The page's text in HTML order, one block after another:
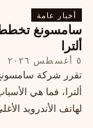
أخبار عامة
ألترا
٥ أغسطس ٢٠٢٦
ألترا، فما هي
لهاتف الأندرويد